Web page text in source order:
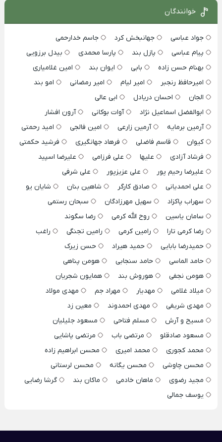
خوانندگان
جواد عباسی جهانبخش کرد
جاسم خدارحمی
پیام عباسی
پازل بند پارسا محمدی
بیدل برزویی
بهنام حسن زاده
بابی ایوان بند
امین غلامیاری
امیرحافظ رنجبر
امیر لیام امیر رمضانی
امو بند
الجان
احسان دریادل
ابی عالی
ابوالفضل اسماعیل نژاد
آوات بوکانی
آرون افشار
آرمین برمایه
آرمین زارعی امین فالجی
امید رحمتی
کیوان
قاسم فاضلی فرهاد جهانگیری
فرشید حکمتی
فرشاد آزادی
علیها علی فرزامی
علیرضا اسپید
علیرضا رحیم پور
علی عزیزپور
علی شرفی
علی احمدیانی
صادق کارگر شاهین بنان
شایان یو
سهراب پاکزاد
سهیل مهرزادگان
سبحان رستمی
سامان یاسین
روح الله کرمی
رضا سگوند
رضا کرمی تارا
رامین کرمی رامین تجنگی
راغب
حمیدرضا بابایی
حمید هیراد
حسن زیرک
حامد الماسی
حامد سنجابی
هومن پناهی
هومن نجفی
هوروش بند
همایون شجریان
میلاد غلامی
مهدیار مهراد جم
مهدی مولاد
مهدی شریفی
مهدی احمدوند
معین زد
مسیح و آرش
مسلم فتاحی
مسعود جلیلیان
مسعود صادقلو
مرتضی باب
مرتضی پاشایی
محمد کجوری
محمد امیری
محسن ابراهیم زاده
محسن چاوشی
محسن یگانه
محسن لرستانی
مجید رضوی
ماهان خادمی ماکان بند
گرشا رضایی
یوسف جمالی